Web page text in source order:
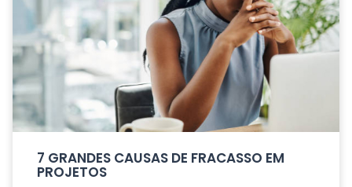
7 GRANDES CAUSAS DE FRACASSO EM
PROJETOS